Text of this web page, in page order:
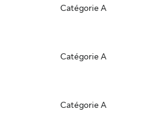
Catégorie A
Catégorie A
Catégorie A